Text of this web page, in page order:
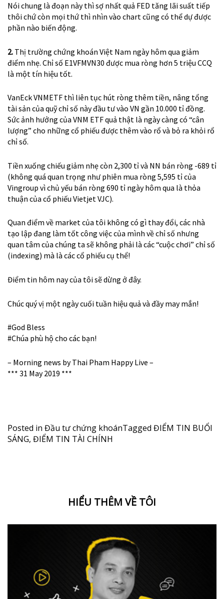
Nói chung là đoạn này thì sợ nhất quả FED tăng lãi suất tiếp
thôi chứ còn mọi thứ thì nhìn vào chart cũng có thể dự được
phần nào biến động.
2. Thị trường chứng khoán Việt Nam ngày hôm qua giảm
điểm nhẹ. Chỉ số E1VFMVN30 được mua ròng hơn 5 triệu CCQ
là một tín hiệu tốt.
VanEck VNMETF thì liên tục hút ròng thêm tiền, nâng tổng
tài sản của quỹ chỉ số này đầu tư vào VN gần 10.000 tỉ đồng.
Sức ảnh hưởng của VNM ETF quả thật là ngày càng có “cân
lượng” cho những cổ phiếu được thêm vào rổ và bỏ ra khỏi rổ
chỉ số.
Tiền xuống chiếu giảm nhẹ còn 2,300 tỉ và NN bán ròng -689 tỉ
(không quá quan trọng như phiên mua ròng 5,595 tỉ của
Vingroup vì chủ yếu bán ròng 690 tỉ ngày hôm qua là thỏa
thuận của cổ phiếu Vietjet VJC).
Quan điểm về market của tôi không có gì thay đổi, các nhà
tạo lập đang làm tốt công việc của mình về chỉ số nhưng
quan tâm của chúng ta sẽ không phải là các “cuộc chơi” chỉ số
(indexing) mà là các cổ phiếu cụ thể!
Điểm tin hôm nay của tôi sẽ dừng ở đây.
Chúc quý vị một ngày cuối tuần hiệu quả và đầy may mắn!
#God Bless
#Chúa phù hộ cho các bạn!
– Morning news by Thai Pham Happy Live –
*** 31 May 2019 ***
Posted in Đầu tư chứng khoánTagged ĐIỂM TIN BUỔI
SÁNG, ĐIỂM TIN TÀI CHÍNH
HIỂU THÊM VỀ TÔI